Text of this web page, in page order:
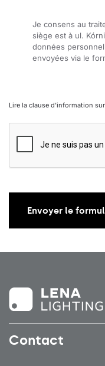
Je consens au
siège est à ul.
données
envoyées via le
Lire la clause d'information
Envoyer le
Contact